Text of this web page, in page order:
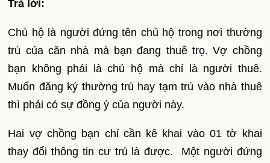
Trả lời:
Chủ hộ là người đứng tên chủ hộ trong nơi thường
trú của căn nhà mà bạn đang thuê trọ. Vợ chồng
bạn không phải là chủ hộ mà chỉ là người thuê.
Muốn đăng ký thường trú hay tạm trú vào nhà thuê
thì phải có sự đồng ý của người này.
Hai vợ chồng bạn chỉ cần kê khai vào 01 tờ khai
thay đổi thông tin cư trú là được. Một người đứng